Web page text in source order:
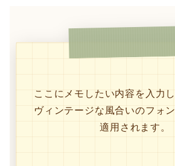
ここにメモしたい内容を入力
ヴィンテージな風合いのフォ
適用されます。